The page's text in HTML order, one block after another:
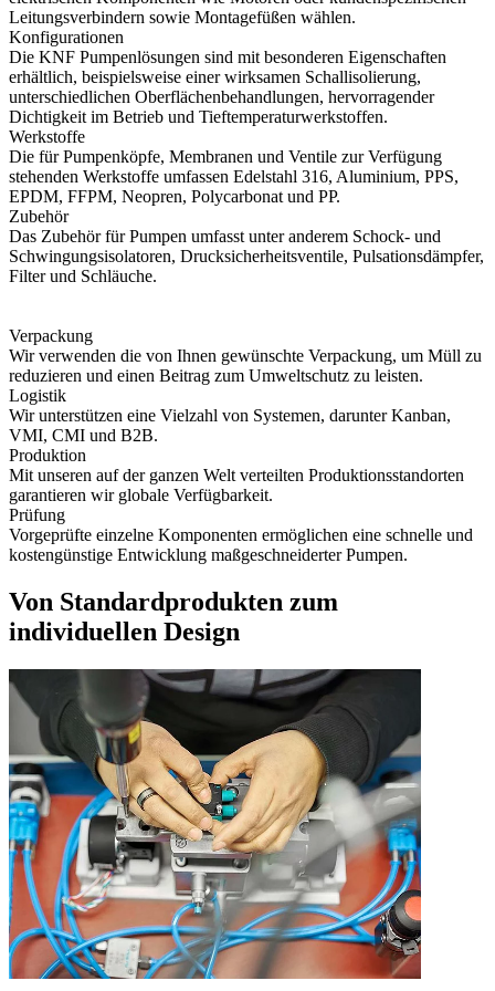
Leitungsverbindern sowie Montagefüßen wählen.
Konfigurationen
Die KNF Pumpenlösungen sind mit besonderen Eigenschaften
erhältlich, beispielsweise einer wirksamen Schallisolierung,
unterschiedlichen Oberflächenbehandlungen, hervorragender
Dichtigkeit im Betrieb und Tieftemperaturwerkstoffen.
Werkstoffe
Die für Pumpenköpfe, Membranen und Ventile zur Verfügung
stehenden Werkstoffe umfassen Edelstahl 316, Aluminium, PPS,
EPDM, FFPM, Neopren, Polycarbonat und PP.
Zubehör
Das Zubehör für Pumpen umfasst unter anderem Schock- und
Schwingungsisolatoren, Drucksicherheitsventile, Pulsationsdämpfer,
Filter und Schläuche.
Verpackung
Wir verwenden die von Ihnen gewünschte Verpackung, um Müll zu
reduzieren und einen Beitrag zum Umweltschutz zu leisten.
Logistik
Wir unterstützen eine Vielzahl von Systemen, darunter Kanban,
VMI, CMI und B2B.
Produktion
Mit unseren auf der ganzen Welt verteilten Produktionsstandorten
garantieren wir globale Verfügbarkeit.
Prüfung
Vorgeprüfte einzelne Komponenten ermöglichen eine schnelle und
kostengünstige Entwicklung maßgeschneiderter Pumpen.
Von Standardprodukten zum
individuellen Design